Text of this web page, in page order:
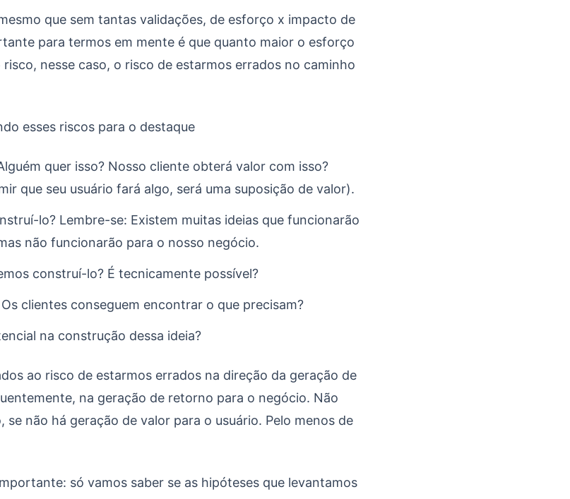
que sem tantas validações, de esforço x impacto de
para termos em mente é que quanto maior o esforço
nesse caso, o risco de estarmos errados no caminho
esses riscos para o destaque
quer isso? Nosso cliente obterá valor com isso?
que seu usuário fará algo, será uma suposição de valor).
lo? Lembre-se: Existem muitas ideias que funcionarão
não funcionarão para o nosso negócio.
construí-lo? É tecnicamente possível?
clientes conseguem encontrar o que precisam?
na construção dessa ideia?
ao risco de estarmos errados na direção da geração de
na geração de retorno para o negócio. Não
não há geração de valor para o usuário. Pelo menos de
só vamos saber se as hipóteses que levantamos